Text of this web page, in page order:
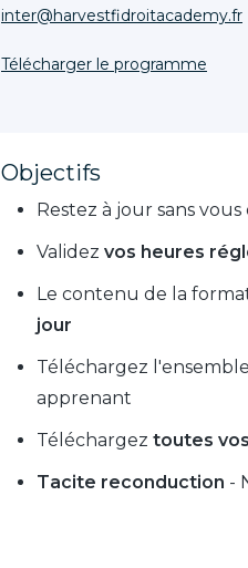
inter@harvestfidroitacademy.fr
Télécharger le programme
Objectifs
Restez à jour sans
Validez vos heures
Le contenu de la
jour
Téléchargez l'ensemble
apprenant
Téléchargez toutes
Tacite reconduction -